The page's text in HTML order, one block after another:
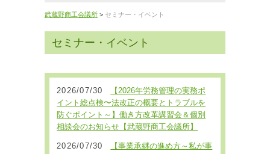
武蔵野商工会議所 > セミナー・イベント
セミナー・イベント
2026/07/30
【2026年労務管理の実務ポ
イント総点検〜法改正の概要とトラブルを
防ぐポイント～】働き方改革講習会＆個別
相談会のお知らせ【武蔵野商工会議所】
2026/07/30
【事業承継の進め方～私が事